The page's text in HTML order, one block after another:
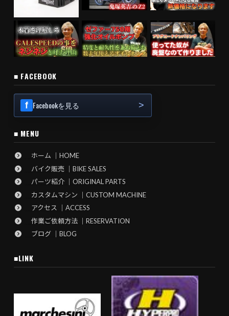
■ FACEBOOK
Facebookを見る
■ MENU
ホーム ｜HOME
バイク販売 ｜BIKE SALES
パーツ紹介 ｜ORIGINAL PARTS
カスタムマシン ｜CUSTOM MACHINE
アクセス ｜ACCESS
作業ご依頼方法 ｜RESERVATION
ブログ ｜BLOG
■LINK